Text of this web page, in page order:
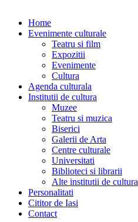
Home
Evenimente culturale
Teatru si film
Expozitii
Evenimente
Cultura
Agenda culturala
Institutii de cultura
Muzee
Teatru si muzica
Biserici
Galerii de Arta
Centre culturale
Universitati
Biblioteci si librarii
Alte institutii de cultura
Personalitati
Cititor de Iasi
Contact